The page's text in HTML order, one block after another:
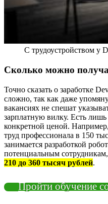
С трудоустройством у
Сколько можно
Точно сказать о заработке
сложно, так как даже
вакансиях не спешат
зарплатную вилку. Есть
конкретной ценой.
труд профессионала в 150
занимается разработкой
потенциальным
210 до 360 тысяч рублей.
Пройти обучение